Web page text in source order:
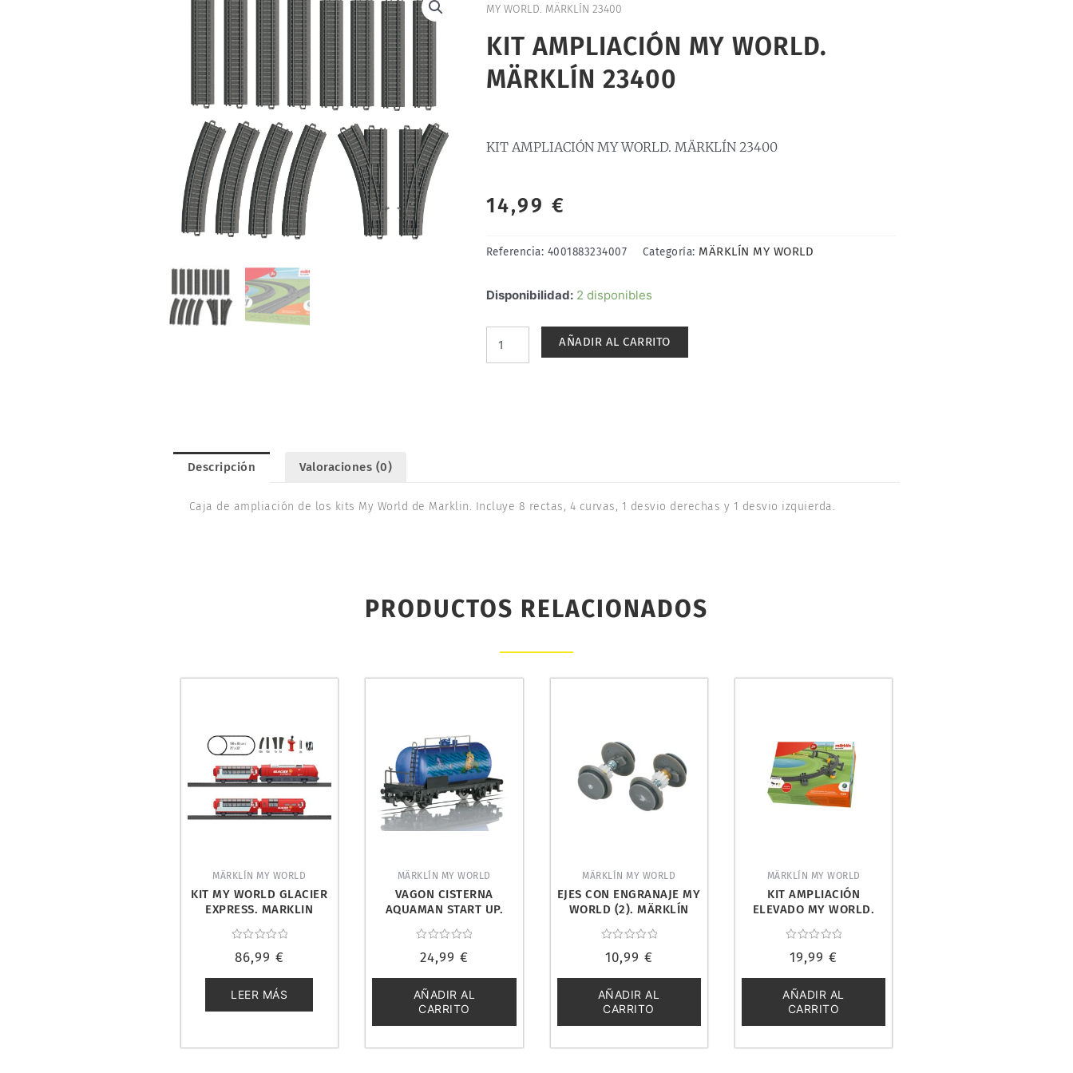
MY WORLD. MÄRKLÍN 23400
KIT AMPLIACIÓN MY WORLD.
MÄRKLÍN 23400
KIT AMPLIACIÓN MY WORLD. MÄRKLÍN 23400
14,99 €
Referencia: 4001883234007 Categoría: MÄRKLÍN MY WORLD
Disponibilidad: 2 disponibles
KIT
WORLD.
AÑADIR AL CARRITO
Descripción Valoraciones (0)
Caja de ampliación de los kits My World de Marklin. Incluye 8 rectas, 4 curvas, 1 desvio derechas y 1 desvio izquierda.
PRODUCTOS RELACIONADOS
MÄRKLÍN MY WORLD
KIT MY WORLD GLACIER
EXPRESS. MARKLIN
con
de
5
86,99 €
LEER MÁS
MÄRKLÍN MY WORLD
VAGON CISTERNA
AQUAMAN START UP.
con
de
5
24,99 €
AÑADIR AL
CARRITO
MÄRKLÍN MY WORLD
EJES CON ENGRANAJE MY
WORLD (2). MÄRKLÍN
con
de
5
10,99 €
AÑADIR AL
CARRITO
MÄRKLÍN MY WORLD
KIT AMPLIACIÓN
ELEVADO MY WORLD.
con
de
5
19,99€
AÑADIR AL
CARRITO